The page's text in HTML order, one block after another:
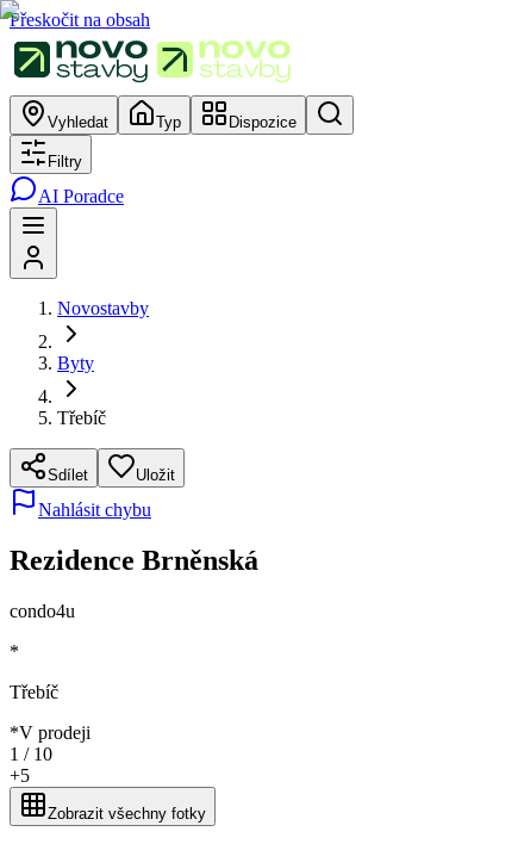
Přeskočit na obsah
Vyhledat Typ Dispozice
Filtry
AI Poradce
Novostavby
Byty
Třebíč
Sdílet Uložit
Nahlásit chybu
Rezidence Brněnská
condo4u
*
Třebíč
*V prodeji
1 / 10
+5
Zobrazit všechny fotky